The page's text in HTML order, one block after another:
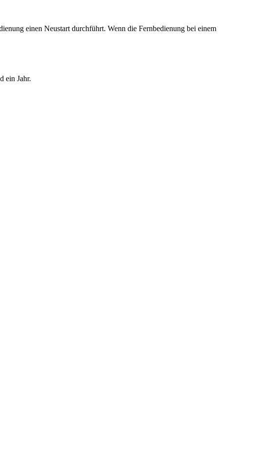
einen Neustart durchführt. Wenn die Fernbedienung bei einem
ein Jahr.